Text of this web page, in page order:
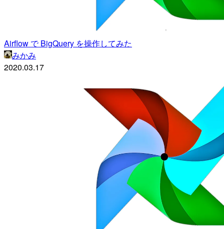
Airflow で BigQuery を操作してみた
みかみ
2020.03.17